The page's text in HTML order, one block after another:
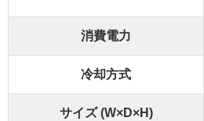
消費電力
冷却方式
サイズ (W×D×H)